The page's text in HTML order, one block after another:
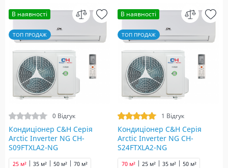
В наявності
ТОП ПРОДАЖ
0 Відгук
Кондиціонер C&H Серія
Arctic Inverter NG CH-
S09FTXLA2-NG
25 м² 35 м² 50 м² 70 м²
В наявності
ТОП ПРОДАЖ
1 Відгук
Кондиціонер C&H Серія
Arctic Inverter NG CH-
S24FTXLA2-NG
25 м² 35 м² 50 м²
70 м²